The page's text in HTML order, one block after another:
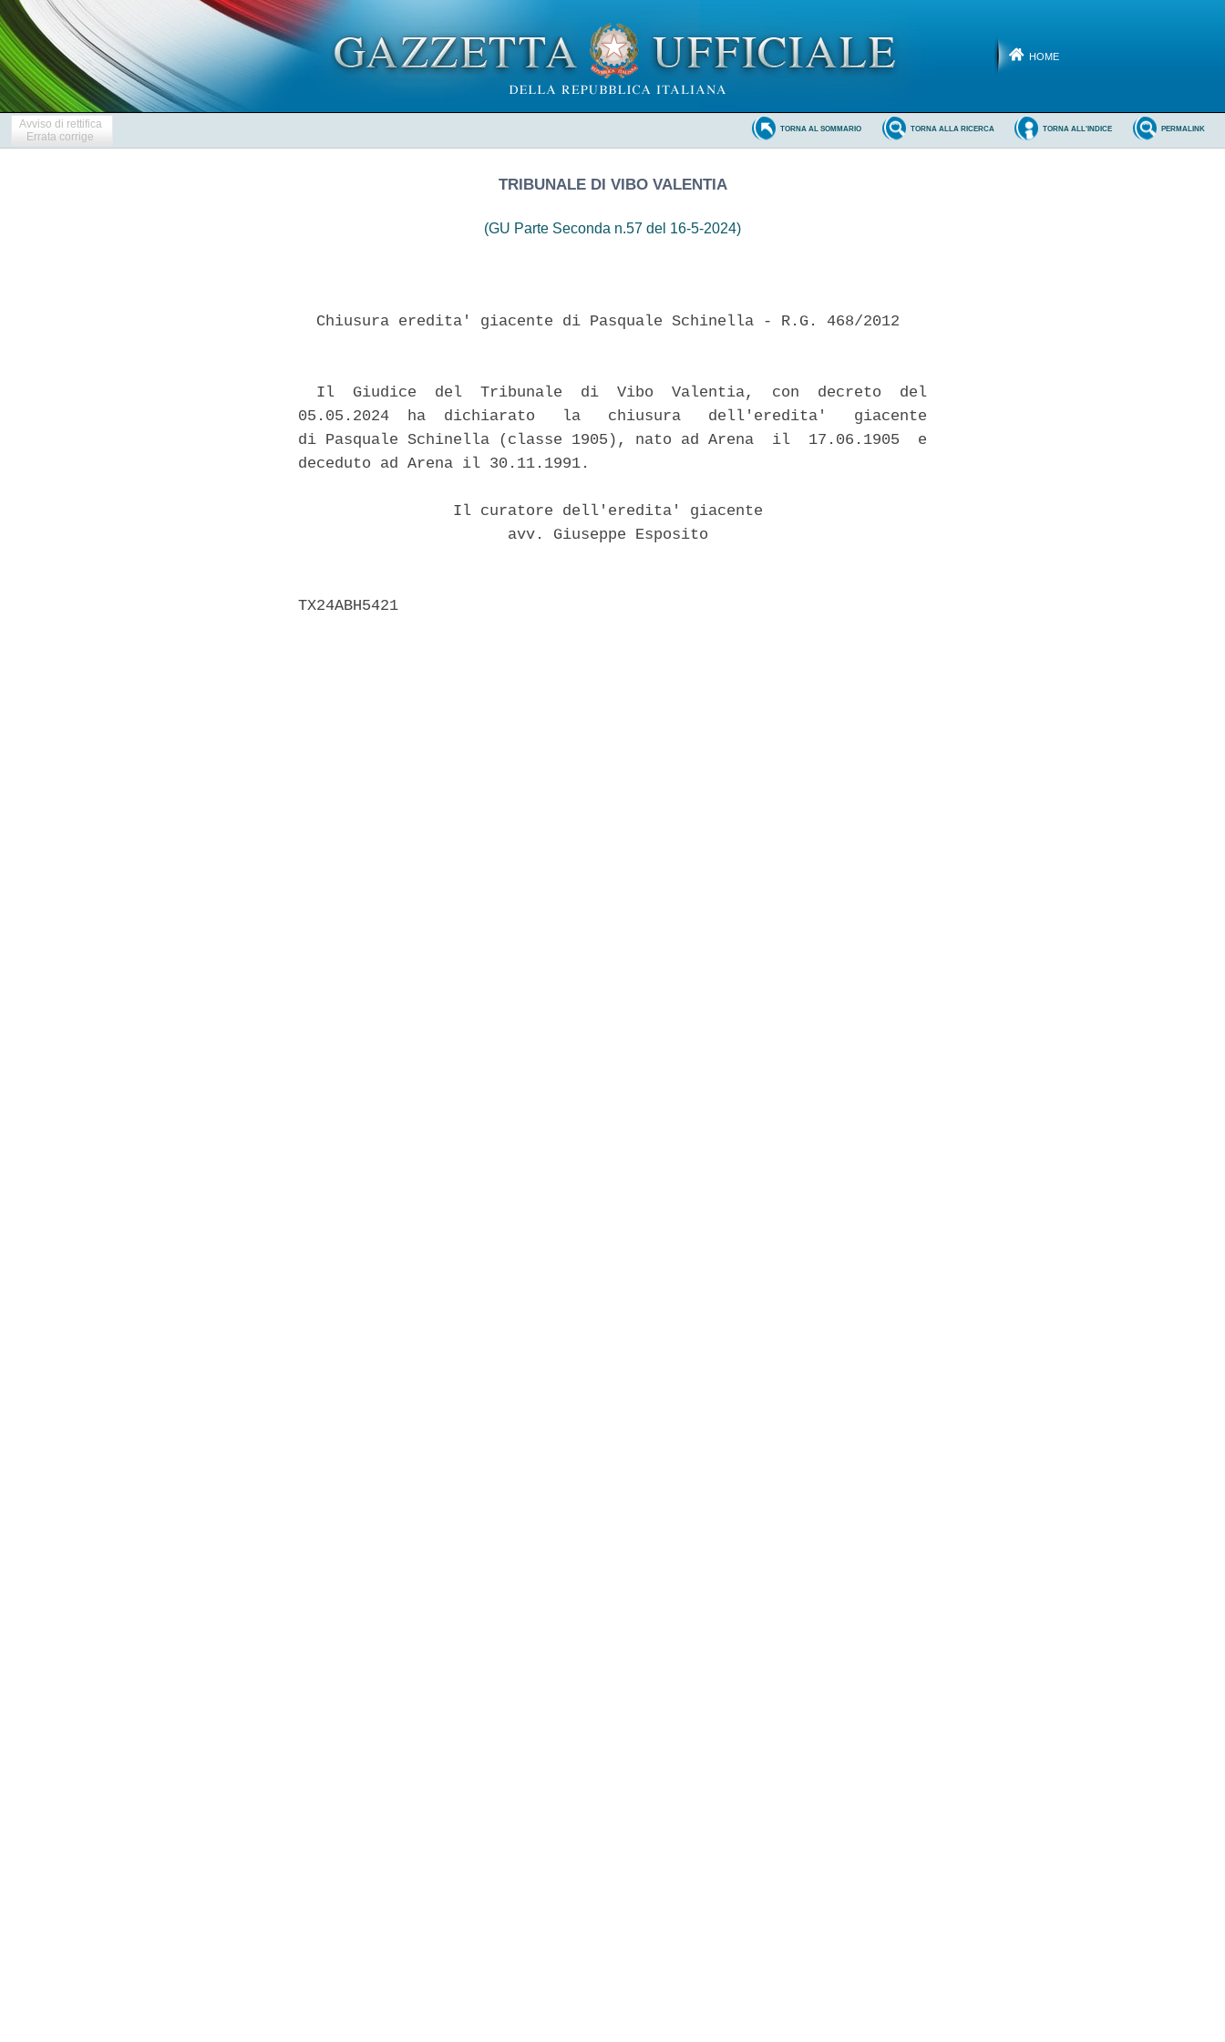
HOME
Avviso di rettifica
Errata corrige
PERMALINK
TORNA ALL'INDICE
TORNA ALLA RICERCA
TORNA AL SOMMARIO
TRIBUNALE DI VIBO VALENTIA
(GU Parte Seconda n.57 del 16-5-2024)
  Chiusura eredita' giacente di Pasquale Schinella - R.G. 468/2012
  Il  Giudice  del  Tribunale  di  Vibo  Valentia,  con  decreto  del
05.05.2024  ha  dichiarato   la   chiusura   dell'eredita'   giacente
di Pasquale Schinella (classe 1905), nato ad Arena  il  17.06.1905  e
deceduto ad Arena il 30.11.1991.
                 Il curatore dell'eredita' giacente
                       avv. Giuseppe Esposito